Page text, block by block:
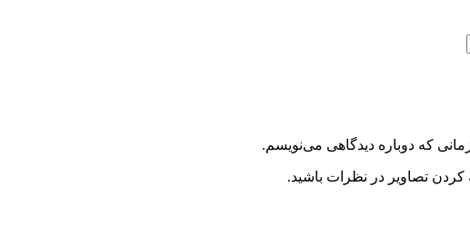
که دوباره دیدگاهی می‌نویسم.
کردن تصاویر در نظرات باشید.